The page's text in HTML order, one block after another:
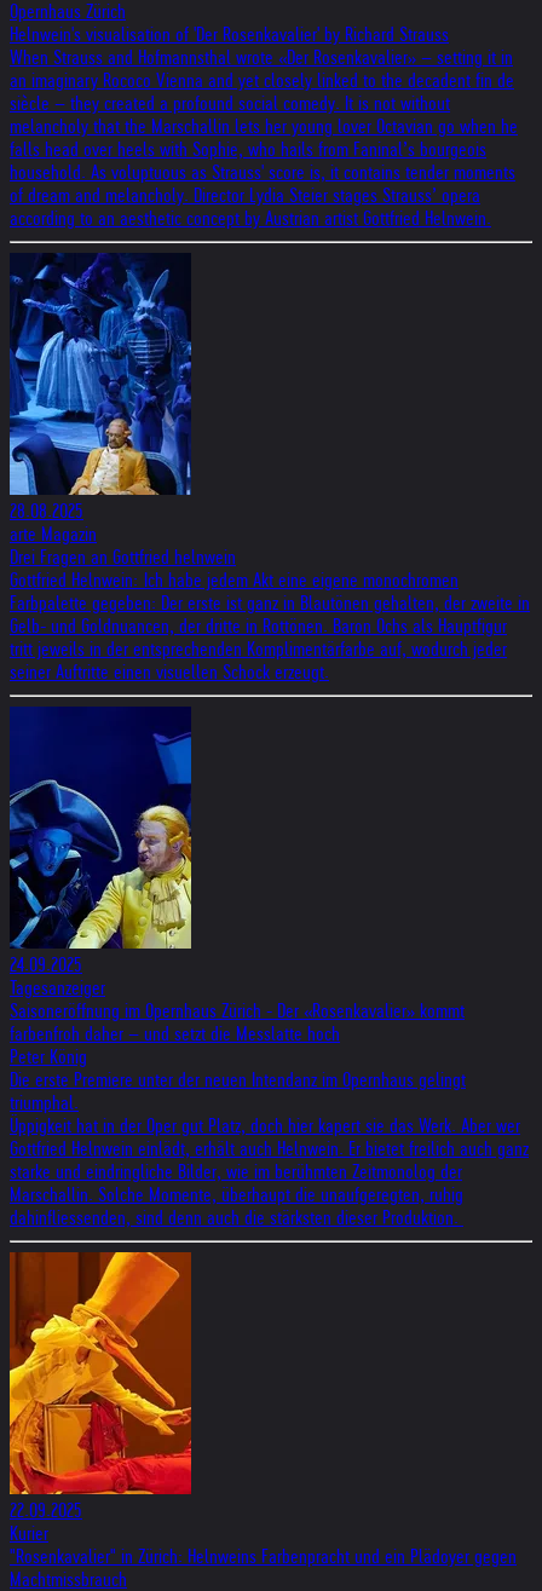
Opernhaus Zürich
Helnwein's visualisation of 'Der Rosenkavalier' by Richard Strauss
When Strauss and Hofmannsthal wrote «Der Rosenkavalier» – setting it in
an imaginary Rococo Vienna and yet closely linked to the decadent fin de
siècle – they created a profound social comedy. It is not without
melancholy that the Marschallin lets her young lover Octavian go when he
falls head over heels with Sophie, who hails from Faninal’s bourgeois
household. As voluptuous as Strauss' score is, it contains tender moments
of dream and melancholy. Director Lydia Steier stages Strauss’ opera
according to an aesthetic concept by Austrian artist Gottfried Helnwein.
28.08.2025
arte Magazin
Drei Fragen an Gottfried helnwein
Gottfried Helnwein: Ich habe jedem Akt eine eigene monochromen
Farbpalette gegeben: Der erste ist ganz in Blautönen gehalten, der zweite in
Gelb- und Goldnuancen, der dritte in Rottönen. Baron Ochs als Hauptfigur
tritt jeweils in der entsprechenden Komplimentärfarbe auf, wodurch jeder
seiner Auftritte einen visuellen Schock erzeugt.
24.09.2025
Tagesanzeiger
Saisoneröffnung im Opernhaus Zürich - Der «Rosenkavalier» kommt
farbenfroh daher – und setzt die Messlatte hoch
Peter König
Die erste Premiere unter der neuen Intendanz im Opernhaus gelingt
triumphal.
Üppigkeit hat in der Oper gut Platz, doch hier kapert sie das Werk. Aber wer
Gottfried Helnwein einlädt, erhält auch Helnwein. Er bietet freilich auch ganz
starke und eindringliche Bilder, wie im berühmten Zeitmonolog der
Marschallin. Solche Momente, überhaupt die unaufgeregten, ruhig
dahinfliessenden, sind denn auch die stärksten dieser Produktion.
22.09.2025
Kurier
"Rosenkavalier" in Zürich: Helnweins Farbenpracht und ein Plädoyer gegen
Machtmissbrauch